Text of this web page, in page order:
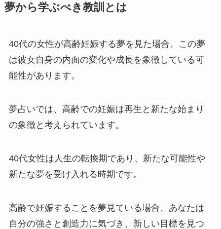
夢から学ぶべき教訓とは
40代の女性が高齢妊娠する夢を見た場合、この夢
は彼女自身の内面の変化や成長を象徴している可
能性があります。
夢占いでは、高齢での妊娠は再生と新たな始まり
の象徴と考えられています。
40代女性は人生の転換期であり、新たな可能性や
新たな夢を受け入れる時期です。
高齢で妊娠することを夢見ている場合、あなたは
自分の強さと創造力に気づき、新しい目標を見つ